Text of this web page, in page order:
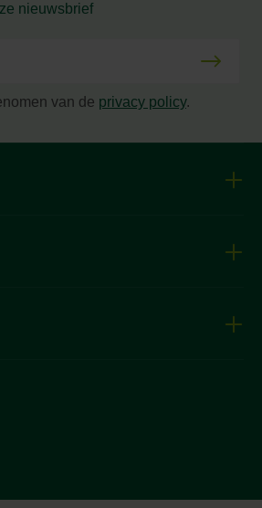
nieuwsbrief
van de privacy policy.